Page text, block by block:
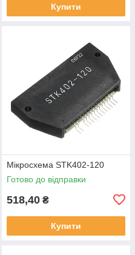
Купити
Мікросхема STK402-120
Готово до відправки
518,40 ₴
Купити